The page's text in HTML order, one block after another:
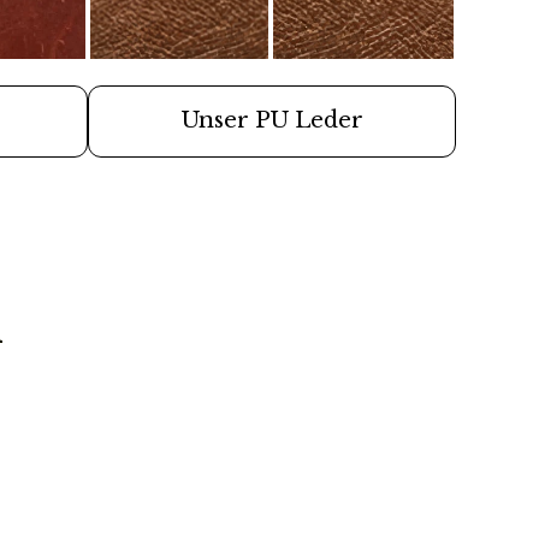
ab 49,90€
und belasten die Umwelt nicht unnötig.
Unser PU Leder